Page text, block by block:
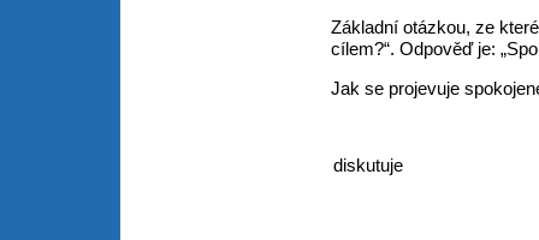
Základní otázkou, ze
cílem?“. Odpověď je:
Jak se projevuje